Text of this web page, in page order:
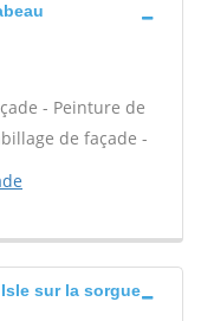
- Peinture de
de façade -
sur la sorgue